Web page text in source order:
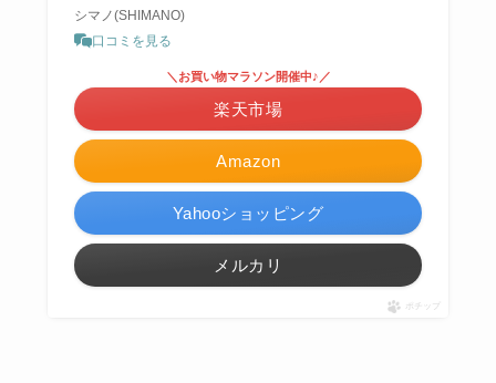
シマノ(SHIMANO)
口コミを見る
Amazon
＼お買い物マラソン開催中♪／
楽天市場
Yahooショッピング
メルカリ
ポチップ